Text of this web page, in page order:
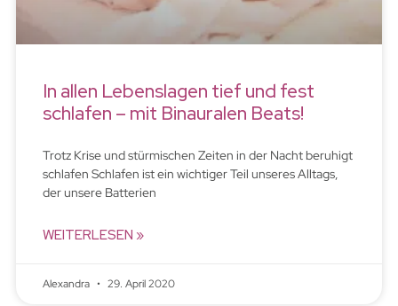
In allen Lebenslagen tief und fest
schlafen – mit Binauralen Beats!
Trotz Krise und stürmischen Zeiten in der Nacht beruhigt
schlafen Schlafen ist ein wichtiger Teil unseres Alltags,
der unsere Batterien
WEITERLESEN »
Alexandra 29. April 2020